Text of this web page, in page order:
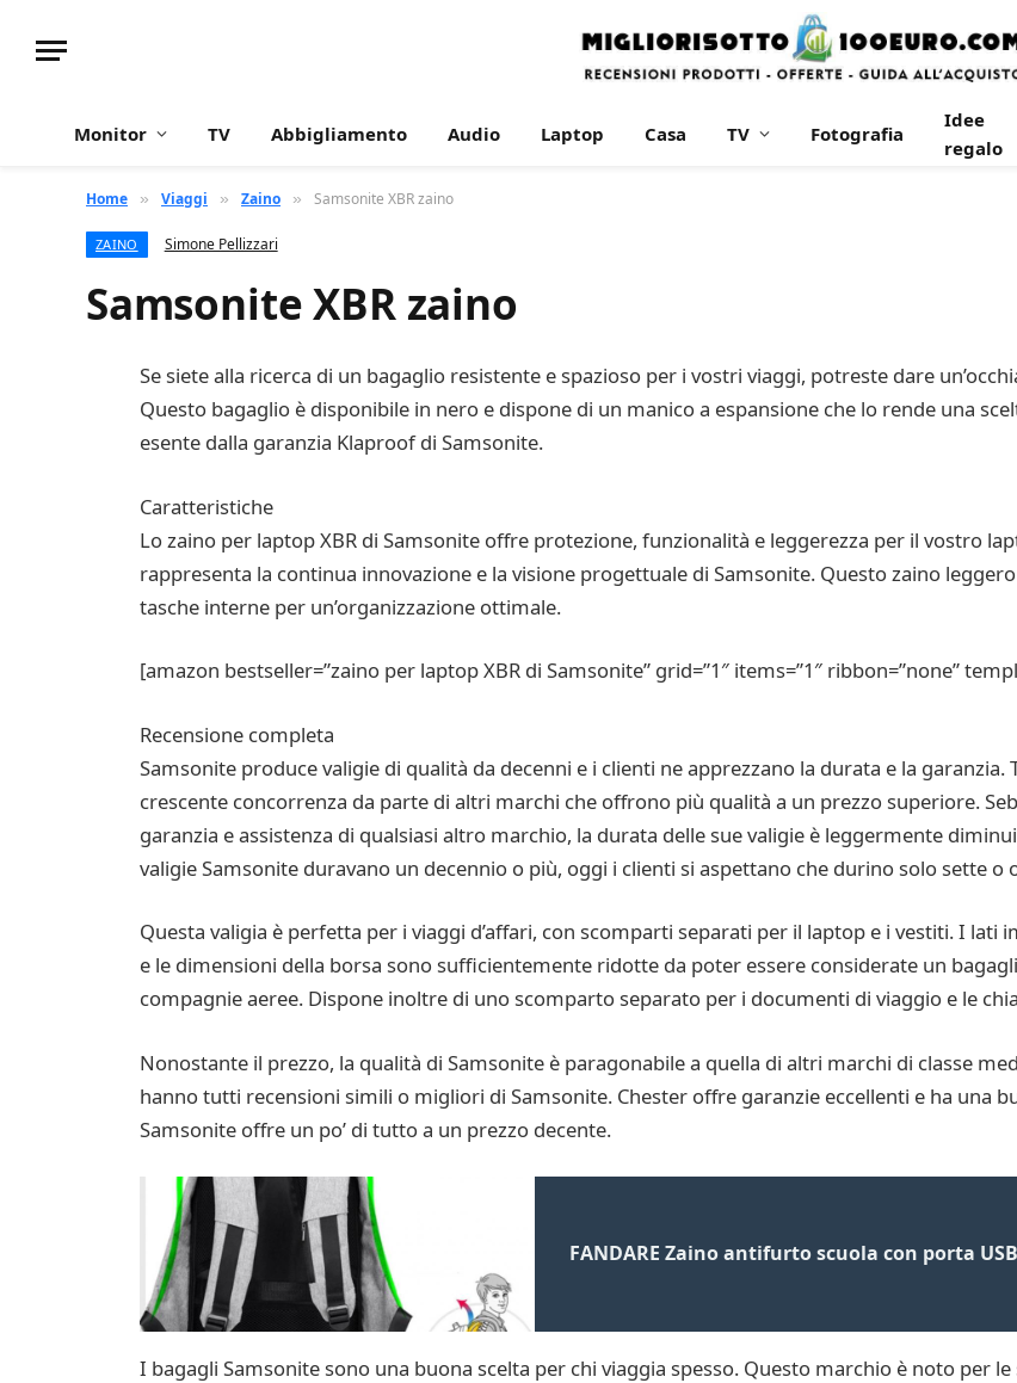
Monitor TV Abbigliamento Audio Laptop Casa TV Fotografia
Idee
regalo
Home » Viaggi » Zaino » Samsonite XBR zaino
ZAINO Simone Pellizzari
Samsonite XBR zaino
Se siete alla ricerca di un bagaglio resistente e spazioso per i vostri viaggi, potreste dare
Questo bagaglio è disponibile in nero e dispone di un manico a espansione che lo rende una
esente dalla garanzia Klaproof di Samsonite.
Caratteristiche
Lo zaino per laptop XBR di Samsonite offre protezione, funzionalità e leggerezza per il vostro
rappresenta la continua innovazione e la visione progettuale di Samsonite. Questo zaino
tasche interne per un’organizzazione ottimale.
[amazon bestseller=”zaino per laptop XBR di Samsonite” grid=”1″ items=”1″ ribbon=”none”
Recensione completa
Samsonite produce valigie di qualità da decenni e i clienti ne apprezzano la durata e la
crescente concorrenza da parte di altri marchi che offrono più qualità a un prezzo superiore.
garanzia e assistenza di qualsiasi altro marchio, la durata delle sue valigie è leggermente
valigie Samsonite duravano un decennio o più, oggi i clienti si aspettano che durino solo sette o
Questa valigia è perfetta per i viaggi d’affari, con scomparti separati per il laptop e i vestiti. I
e le dimensioni della borsa sono sufficientemente ridotte da poter essere considerate un
compagnie aeree. Dispone inoltre di uno scomparto separato per i documenti di viaggio e le
Nonostante il prezzo, la qualità di Samsonite è paragonabile a quella di altri marchi di classe
hanno tutti recensioni simili o migliori di Samsonite. Chester offre garanzie eccellenti e ha una
Samsonite offre un po’ di tutto a un prezzo decente.
FANDARE Zaino antifurto scuola con porta USB
I bagagli Samsonite sono una buona scelta per chi viaggia spesso. Questo marchio è noto per